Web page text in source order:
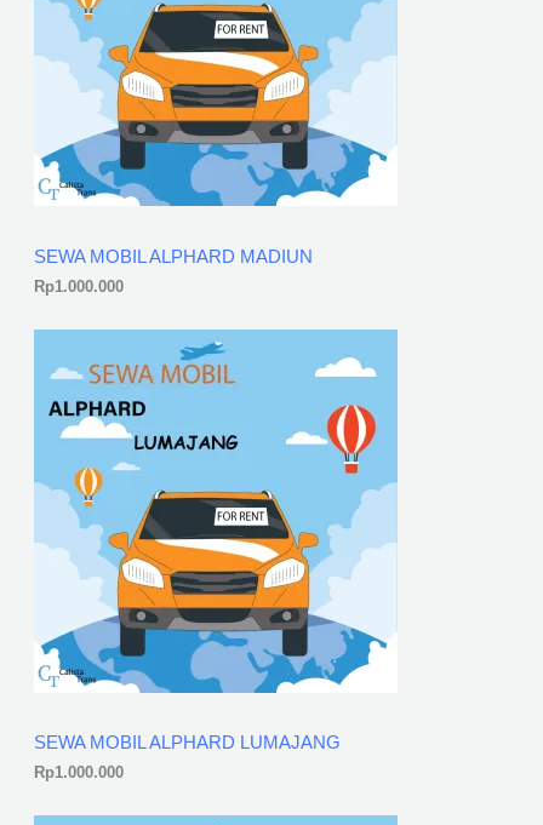
SEWA MOBIL ALPHARD MADIUN
Rp1.000.000
SEWA MOBIL ALPHARD LUMAJANG
Rp1.000.000